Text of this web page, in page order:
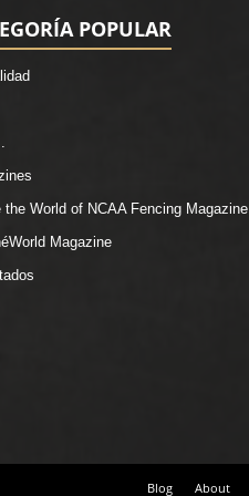
POPULAR
the World of NCAA Fencing Magazine
Magazine
Blog About